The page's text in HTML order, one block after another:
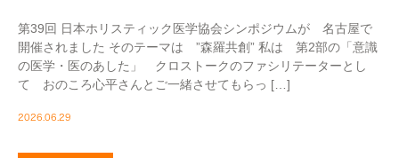
第39回 日本ホリスティック医学協会シンポジウムが 名古屋で
開催されました そのテーマは ”森羅共創” 私は 第2部の「意識
の医学・医のあした」 クロストークのファシリテーターとし
て おのころ心平さんとご一緒させてもらっ […]
2026.06.29